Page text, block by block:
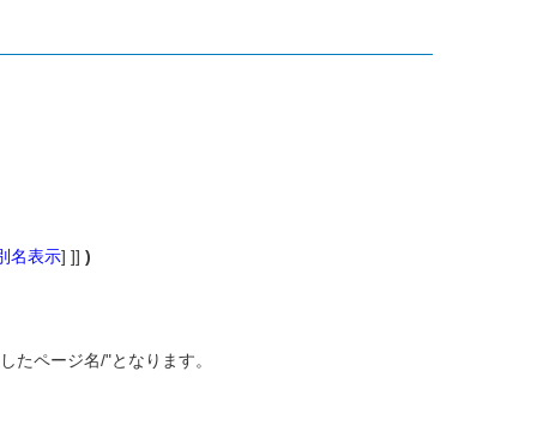
名表示] ]] )
たページ名/"となります。